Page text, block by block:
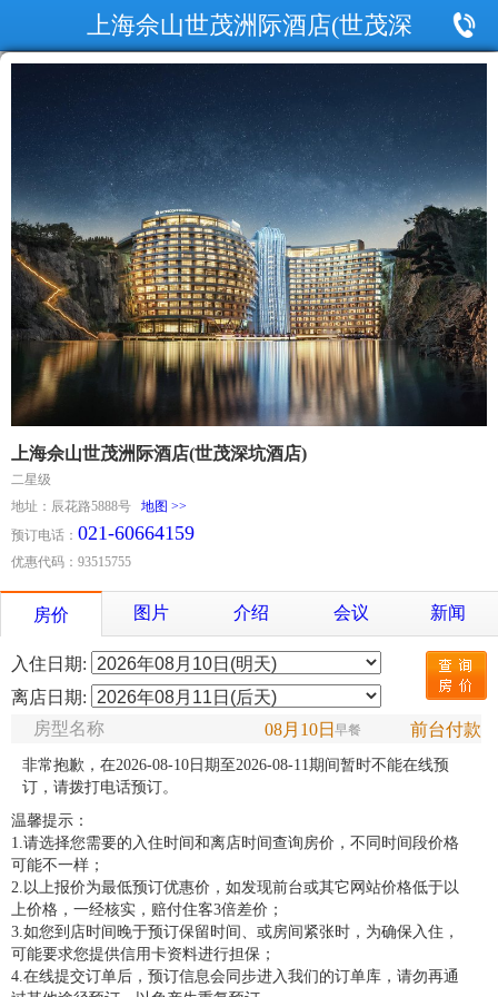
上海佘山世茂洲际酒店(世茂深
上海佘山世茂洲际酒店(世茂深坑酒店)
二星级
地址：辰花路5888号 地图 >>
预订电话： 021-60664159
优惠代码：93515755
房价 图片 介绍 会议 新闻
入住日期:
离店日期:
08月10日早餐 前台付款
房型名称
非常抱歉，在2026-08-10日期至2026-08-11期间暂时不能在线预
订，请拨打电话预订。
温馨提示：
1.请选择您需要的入住时间和离店时间查询房价，不同时间段价格
可能不一样；
2.以上报价为最低预订优惠价，如发现前台或其它网站价格低于以
上价格，一经核实，赔付住客3倍差价；
3.如您到店时间晚于预订保留时间、或房间紧张时，为确保入住，
可能要求您提供信用卡资料进行担保；
4.在线提交订单后，预订信息会同步进入我们的订单库，请勿再通